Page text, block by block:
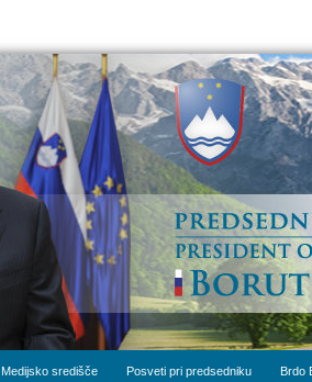
Medijsko središče Posveti pri predsedniku Brdo